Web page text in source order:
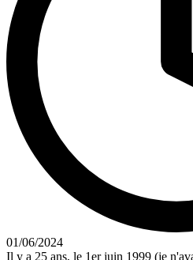
01/06/2024
Il y a 25 ans, le 1er juin 1999 (je